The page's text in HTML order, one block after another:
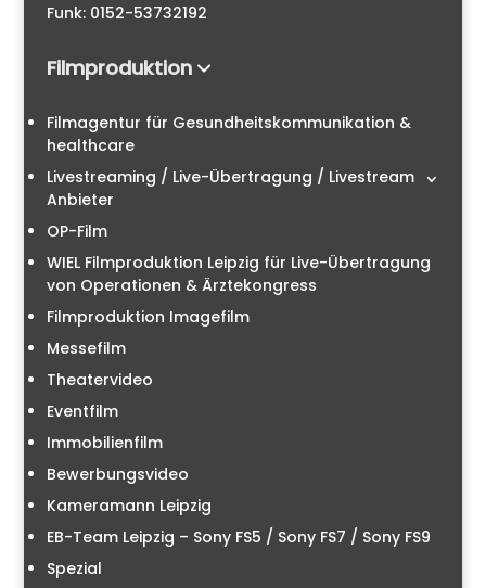
Funk: 0152-53732192
Filmproduktion
Filmagentur für Gesundheitskommunikation &
healthcare
Livestreaming / Live-Übertragung / Livestream
Anbieter
OP-Film
WIEL Filmproduktion Leipzig für Live-Übertragung
von Operationen & Ärztekongress
Filmproduktion Imagefilm
Messefilm
Theatervideo
Eventfilm
Immobilienfilm
Bewerbungsvideo
Kameramann Leipzig
EB-Team Leipzig – Sony FS5 / Sony FS7 / Sony FS9
Spezial